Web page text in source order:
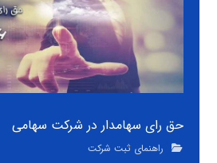
حق رای سهامدار در شرکت سهامی
راهنمای ثبت شرکت